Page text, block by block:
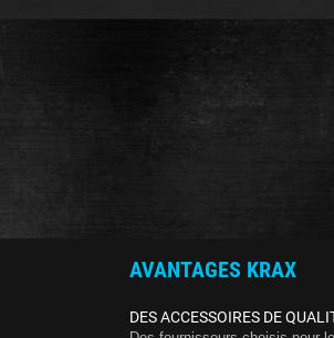
AVANTAGES KRAX
DES ACCESSOIRES DE